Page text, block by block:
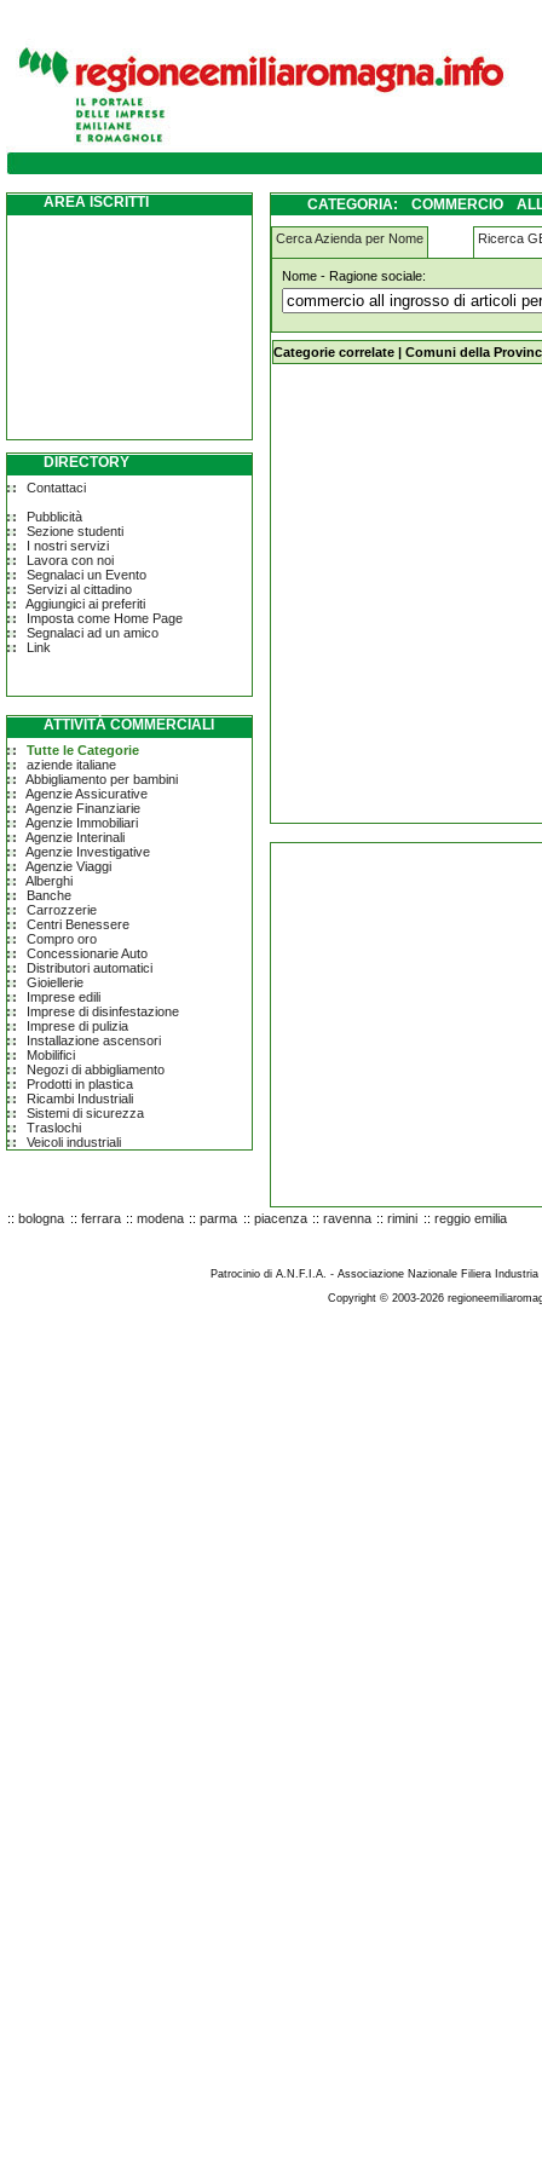
commercio-all-ingrosso-di-articoli-per-
elettrico-vario tresigallo
AREA ISCRITTI
DIRECTORY
Contattaci
Pubblicità
Sezione studenti
I nostri servizi
Lavora con noi
Segnalaci un Evento
Servizi al cittadino
Aggiungici ai preferiti
Imposta come Home Page
Segnalaci ad un amico
Link
ATTIVITÀ COMMERCIALI
Tutte le Categorie
aziende italiane
Abbigliamento per bambini
Agenzie Assicurative
Agenzie Finanziarie
Agenzie Immobiliari
Agenzie Interinali
Agenzie Investigative
Agenzie Viaggi
Alberghi
Banche
Carrozzerie
Centri Benessere
Compro oro
Concessionarie Auto
Distributori automatici
Gioiellerie
Imprese edili
Imprese di disinfestazione
Imprese di pulizia
Installazione ascensori
Mobilifici
Negozi di abbigliamento
Prodotti in plastica
Ricambi Industriali
Sistemi di sicurezza
Traslochi
Veicoli industriali
CATEGORIA: COMMERCIO
MATERIALE ELETTRICO VARIO
Cerca Azienda per Nome Ricerca
Nome - Ragione sociale:
commercio-all-ingrosso-di-
tresigallo
Categorie correlate | Comuni della
:: bologna :: ferrara :: modena :: parma :: piacenza :: ravenna :: rimini :: reggio emilia
Patrocinio di A.N.F.I.A. - Associazione Nazionale Filiera
Copyright © 2003-2026